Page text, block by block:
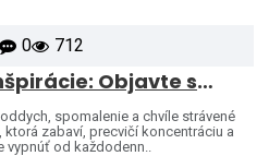
0 712
Júnové puzzle inšpirácie: Objavte svet značiek Heye a Jumbo
spomalenie a chvíle strávené
zabaví, precvičí koncentráciu a
vypnúť od každodenn..